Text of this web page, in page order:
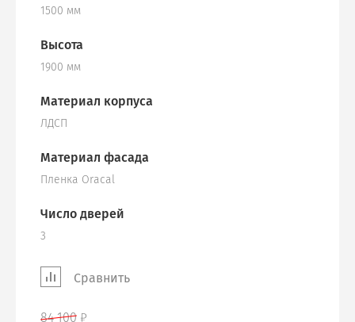
1500 мм
Высота
1900 мм
Материал корпуса
ЛДСП
Материал фасада
Пленка Oracal
Число дверей
3
Сравнить
84 100